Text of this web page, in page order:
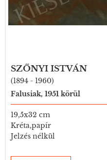
SZŐNYI ISTVÁN
(1894 - 1960)
Falusiak, 1951 körül
19,5x32 cm
Kréta,papír
Jelzés nélkül